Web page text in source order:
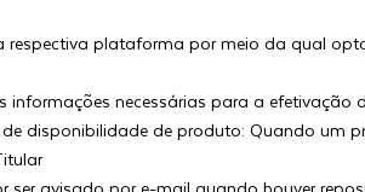
respectiva plataforma por meio da qual
informações necessárias para a efetivação
disponibilidade de produto: Quando um